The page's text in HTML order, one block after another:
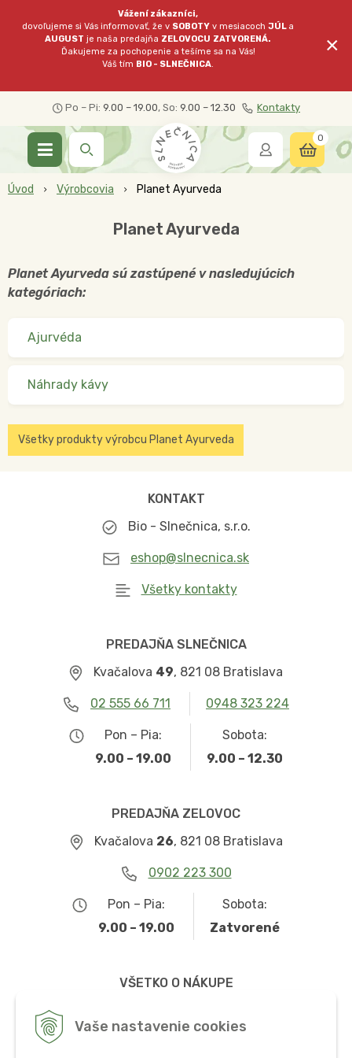
Vaše nastavenie cookies
Vážení zákazníci,
dovoľujeme si Vás informovať, že v SOBOTY v mesiacochJÚL a
AUGUST je naša predajňa ZELOVOCU ZATVORENÁ.
Ďakujeme za pochopenie a tešíme sa na Vás!
Váš tím BIO - SLNEČNICA.
×
Po – Pi: 9.00 – 19.00, So: 9.00 – 12.30 Kontakty
0
Úvod Výrobcovia Planet Ayurveda
Planet Ayurveda
Planet Ayurveda sú zastúpené v nasledujúcich
kategóriach:
Ajurvéda
Náhrady kávy
Všetky produkty výrobcu Planet Ayurveda
KONTAKT
Bio - Slnečnica, s.r.o.
eshop@slnecnica.sk
Všetky kontakty
PREDAJŇA SLNEČNICA
Kvačalova 49, 821 08 Bratislava
02 555 66 711 0948 323 224
Pon – Pia:
9.00 – 19.00
Sobota:
9.00 – 12.30
PREDAJŇA ZELOVOC
Kvačalova 26, 821 08 Bratislava
0902 223 300
Pon – Pia:
9.00 – 19.00
Sobota:
Zatvorené
VŠETKO O NÁKUPE